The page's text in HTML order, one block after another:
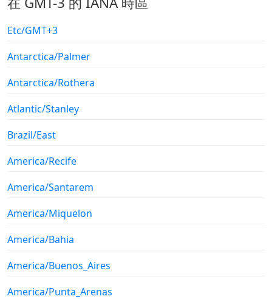
Etc/GMT+3
Antarctica/Palmer
Antarctica/Rothera
Atlantic/Stanley
Brazil/East
America/Recife
America/Santarem
America/Miquelon
America/Bahia
America/Buenos_Aires
America/Punta_Arenas